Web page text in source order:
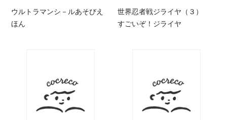
ウルトラマンシ－ルあそびえ
ほん
世界忍者戦ジライヤ（３）
すごいぞ！ジライヤ